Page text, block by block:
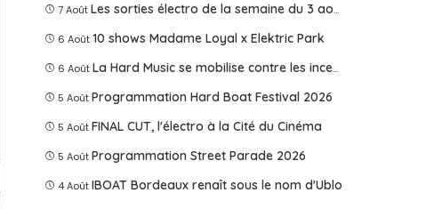
7 Août Les sorties électro de la semaine du 3 août 2026
6 Août 10 shows Madame Loyal x Elektric Park
6 Août La Hard Music se mobilise contre les incendies
5 Août Programmation Hard Boat Festival 2026
5 Août FINAL CUT, l'électro à la Cité du Cinéma
5 Août Programmation Street Parade 2026
4 Août IBOAT Bordeaux renaît sous le nom d'Ublo